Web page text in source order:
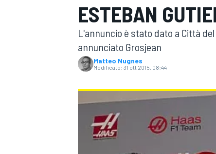
MOTOGP WEC
ESTEBAN
L'annuncio è stato dato a Città
annunciato Grosjean
Matteo Nugnes
Modificato: 31 ott 2015, 08:44